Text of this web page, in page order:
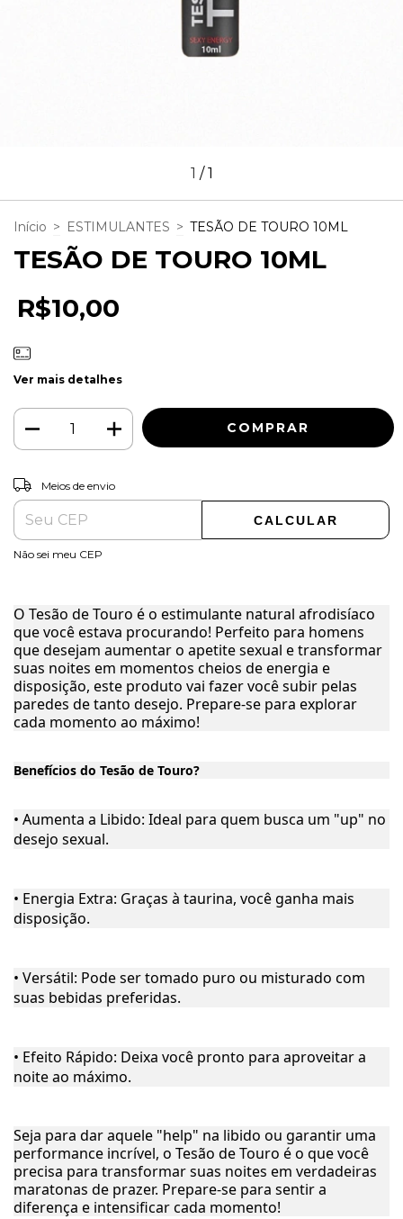
1 /1
Início > ESTIMULANTES > TESÃO DE TOURO 10ML
TESÃO DE TOURO 10ML
R$10,00
Ver mais detalhes
Entregas para o CEP:
Meios de envio
CALCULAR
Não sei meu CEP
O Tesão de Touro é o estimulante natural afrodisíaco
que você estava procurando! Perfeito para homens
que desejam aumentar o apetite sexual e transformar
suas noites em momentos cheios de energia e
disposição, este produto vai fazer você subir pelas
paredes de tanto desejo. Prepare-se para explorar
cada momento ao máximo!
Benefícios do Tesão de Touro?
• Aumenta a Libido: Ideal para quem busca um "up" no
desejo sexual.
• Energia Extra: Graças à taurina, você ganha mais
disposição.
• Versátil: Pode ser tomado puro ou misturado com
suas bebidas preferidas.
• Efeito Rápido: Deixa você pronto para aproveitar a
noite ao máximo.
Seja para dar aquele "help" na libido ou garantir uma
performance incrível, o Tesão de Touro é o que você
precisa para transformar suas noites em verdadeiras
maratonas de prazer. Prepare-se para sentir a
diferença e intensificar cada momento!